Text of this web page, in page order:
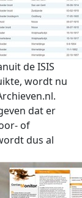
de ISIS
wordt nu
dat er
of
dus al